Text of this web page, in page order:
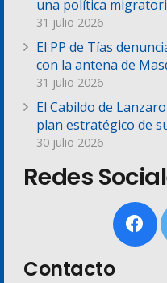
una política
31 julio 2026
El PP de Tías
con la antena de
31 julio 2026
El Cabildo de
plan estratégico de
30 julio 2026
Redes
Contacto